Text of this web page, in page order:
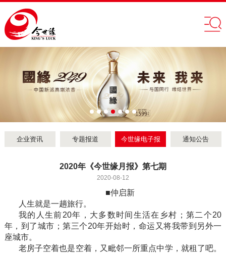
企业资讯 专题报道 今世缘电子报 通知公告
2020年《今世缘月报》第七期
2020-08-12
■仲启新
人生就是一趟旅行。
我的人生前20年，大多数时间生活在乡村；第二个20
年，到了城市；第三个20年开始时，命运又将我带到另外一
座城市。
老房子空着也是空着，又毗邻一所重点中学，就租了吧。